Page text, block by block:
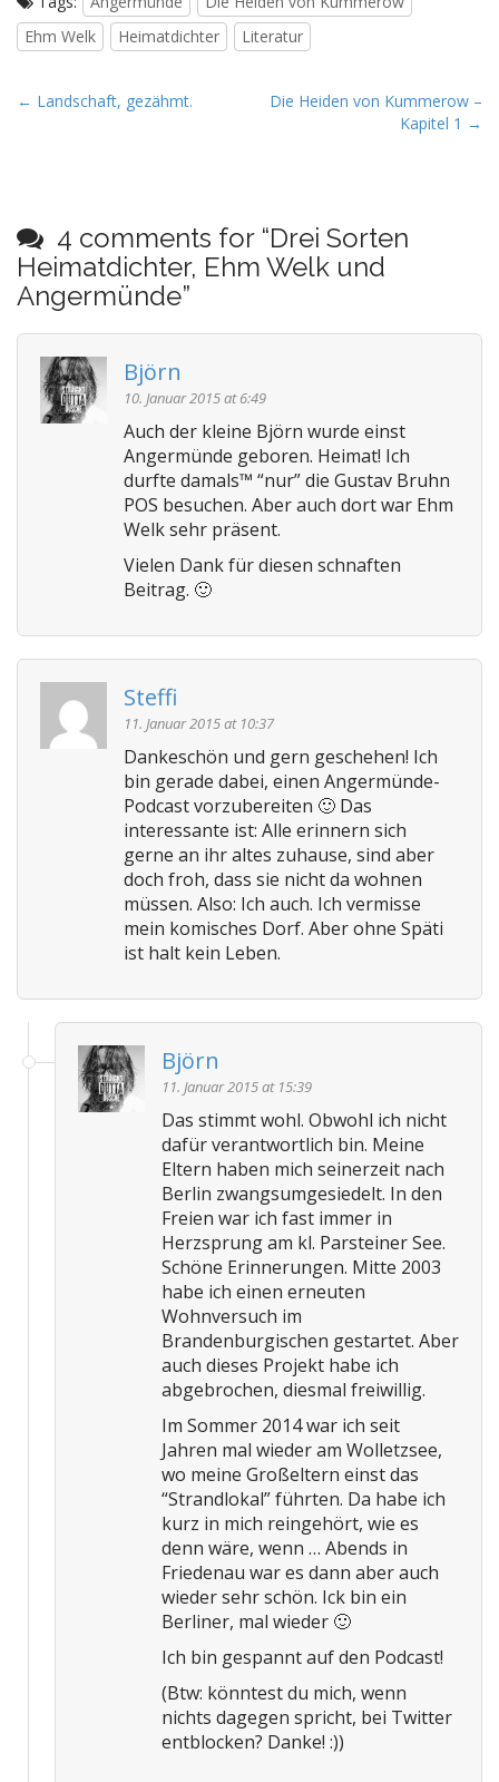
Ehm Welk
Heimatdichter Literatur
P
a
v
i
g
← Landschaft, gezähmt.
Die Heiden von Kummerow –
Kapitel 1 →
4 comments for “Drei Sorten
Heimatdichter, Ehm Welk und
Angermünde”
Björn
10. Januar 2015 at 6:49
Auch der kleine Björn wurde einst
Angermünde geboren. Heimat! Ich
durfte damals™ “nur” die Gustav Bruhn
POS besuchen. Aber auch dort war Ehm
Welk sehr präsent.
Vielen Dank für diesen schnaften
Beitrag. 🙂
Steffi
11. Januar 2015 at 10:37
Dankeschön und gern geschehen! Ich
bin gerade dabei, einen Angermünde-
Podcast vorzubereiten 🙂 Das
interessante ist: Alle erinnern sich
gerne an ihr altes zuhause, sind aber
doch froh, dass sie nicht da wohnen
müssen. Also: Ich auch. Ich vermisse
mein komisches Dorf. Aber ohne Späti
ist halt kein Leben.
Björn
11. Januar 2015 at 15:39
Das stimmt wohl. Obwohl ich nicht
dafür verantwortlich bin. Meine
Eltern haben mich seinerzeit nach
Berlin zwangsumgesiedelt. In den
Freien war ich fast immer in
Herzsprung am kl. Parsteiner See.
Schöne Erinnerungen. Mitte 2003
habe ich einen erneuten
Wohnversuch im
Brandenburgischen gestartet. Aber
auch dieses Projekt habe ich
abgebrochen, diesmal freiwillig.
Im Sommer 2014 war ich seit
Jahren mal wieder am Wolletzsee,
wo meine Großeltern einst das
“Strandlokal” führten. Da habe ich
kurz in mich reingehört, wie es
denn wäre, wenn … Abends in
Friedenau war es dann aber auch
wieder sehr schön. Ick bin ein
Berliner, mal wieder 🙂
Ich bin gespannt auf den Podcast!
(Btw: könntest du mich, wenn
nichts dagegen spricht, bei Twitter
entblocken? Danke! :))